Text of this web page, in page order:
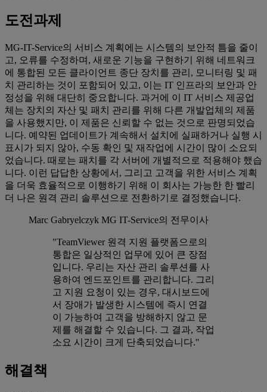
도전과제
MG-IT-Service의 서비스 계획에는 시스템의 보안적 틈을 줄이
고, 오류를 수정하며, 새로운 기능을 구현하기 위해 네트워크
에 통합된 모든 클라이언트 종단 장치를 관리, 모니터링 및 패
치 관리하는 것이 포함되어 있고, 이는 IT 인프라의 보안과 안
정성을 위해 대단히 중요합니다. 과거에 이 IT 서비스 제공업
체는 장치의 자산 및 패치 관리를 위해 다른 개발업체의 제품
을 사용했지만, 이 제품은 신뢰할 수 없는 것으로 판명되었습
니다. 예약된 업데이트가 계속해서 설치에 실패하거나 실행 시
표시가 되지 않아, 수동 확인 및 재작업에 시간이 많이 소요되
었습니다. 때로는 패치를 각 서버에 개별적으로 적용해야 했습
니다. 이런 답답한 상황에서, 그리고 고객을 위한 서비스 계획
을 더욱 효율적으로 이행하기 위해 이 회사는 가능한 한 빨리
더 나은 원격 관리 솔루션으로 전환하기로 결정했습니다.
Marc Gabryelczyk MG IT-Service의 전무이사
"TeamViewer 원격 지원 플랫폼으로의
통합은 일상적인 업무에 있어 큰 장점
입니다. 우리는 자산 관리 솔루션를 사
용하여 엔드포인트를 관리합니다. 그리
고 지원 요청이 있는 경우, 대시보드에
서 장애가 발생한 시스템에 즉시 연결
이 가능하여 고객을 방해하지 않고 문
제를 해결할 수 있습니다. 그 결과, 작업
소요 시간이 크게 단축되었습니다.''
해결책